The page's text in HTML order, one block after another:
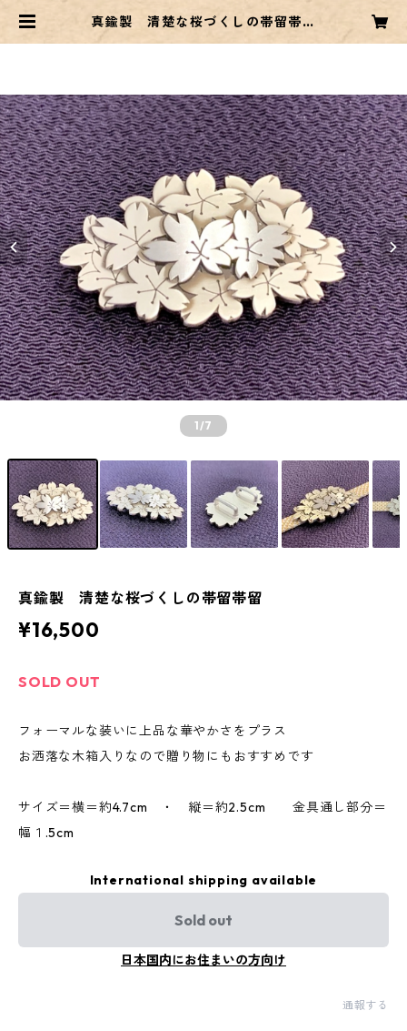
真鍮製 清楚な桜づくしの帯留帯留
1/7
真鍮製 清楚な桜づくしの帯留帯留
¥16,500
SOLD OUT
フォーマルな装いに上品な華やかさをプラス
お洒落な木箱入りなので贈り物にもおすすめです
サイズ＝横＝約4.7cm ・ 縦＝約2.5cm 金具通し部分＝
幅１.5cm
International shipping available
Sold out
日本国内にお住まいの方向け
通報する